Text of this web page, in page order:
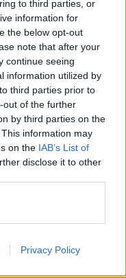
to third parties, or
information for
the below opt-out
note that after your
continue seeing
information utilized by
third parties prior to
out of the further
by third parties on the
information may
on the IAB’s List of
disclose it to other
Privacy Policy